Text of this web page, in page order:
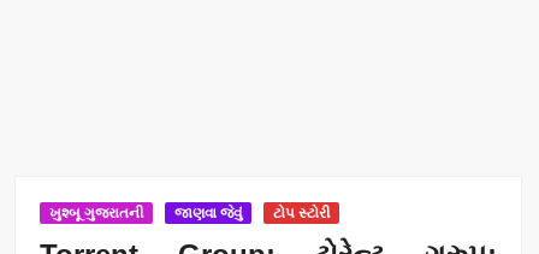
ખુશ્બૂ ગુજરાતની જાણવા જેવું ટોપ સ્ટોરી